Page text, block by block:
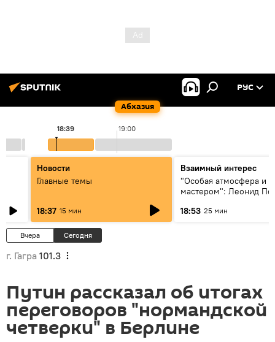
Абхазия
РУС
19:00
18:39
Новости
Главные темы
18:37 15 мин
Взаимный интерес
"Особая атмосфера и
мастером": Леонид
Хиблы Герзмава
18:53 25 мин
Вчера Сегодня
г. Гагра 101.3
Путин рассказал об итогах
переговоров "нормандской
четверки" в Берлине